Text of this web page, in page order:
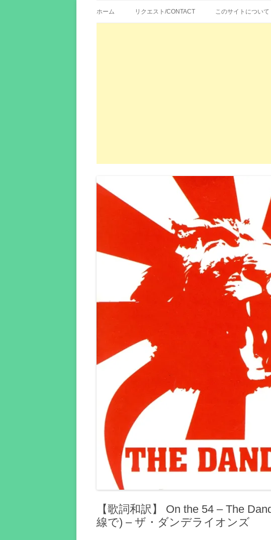
エイカシ | 洋楽歌詞の和訳
ホーム リクエスト/CONTACT このサイトについて
【歌詞和訳】 On the 54 – The
線で) – ザ・ダンデライオンズ